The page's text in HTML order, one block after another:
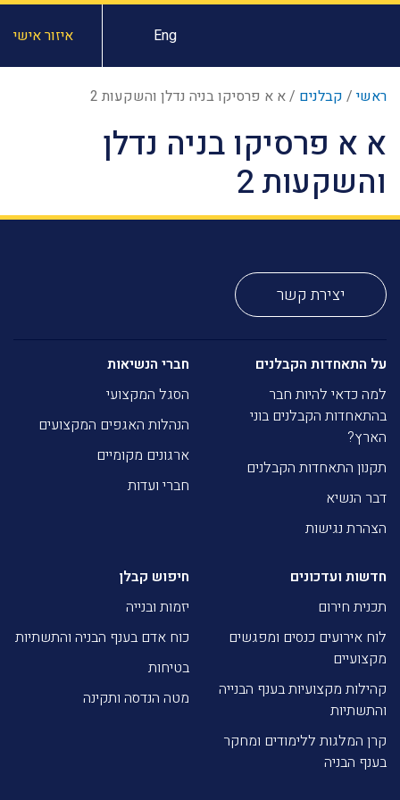
Eng איזור אישי
ראשי / קבלנים /א א פרסיקו בניה נדלן והשקעות 2
א א פרסיקו בניה נדלן
והשקעות 2
יצירת קשר
על התאחדות הקבלנים
למה כדאי להיות חבר
בהתאחדות הקבלנים בוני
הארץ?
תקנון התאחדות הקבלנים
דבר הנשיא
הצהרת נגישות
חברי הנשיאות
הסגל המקצועי
הנהלות האגפים המקצועים
ארגונים מקומיים
חברי ועדות
חדשות ועדכונים
תכנית חירום
לוח אירועים כנסים ומפגשים
מקצועיים
קהילות מקצועיות בענף הבנייה
והתשתיות
קרן המלגות ללימודים ומחקר
בענף הבניה
חיפוש קבלן
יזמות ובנייה
כוח אדם בענף הבניה והתשתיות
בטיחות
מטה הנדסה ותקינה